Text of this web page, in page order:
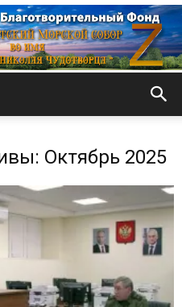
Октябрь 2025